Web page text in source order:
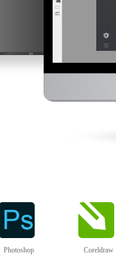
Photoshop Coreldraw